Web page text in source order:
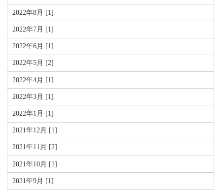
2022年8月 [1]
2022年7月 [1]
2022年6月 [1]
2022年5月 [2]
2022年4月 [1]
2022年3月 [1]
2022年1月 [1]
2021年12月 [1]
2021年11月 [2]
2021年10月 [1]
2021年9月 [1]